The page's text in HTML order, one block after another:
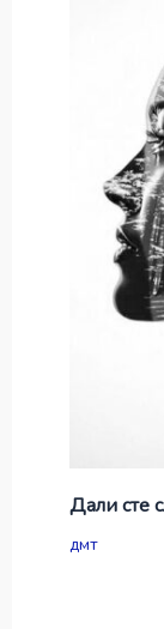
Дали сте
дмт